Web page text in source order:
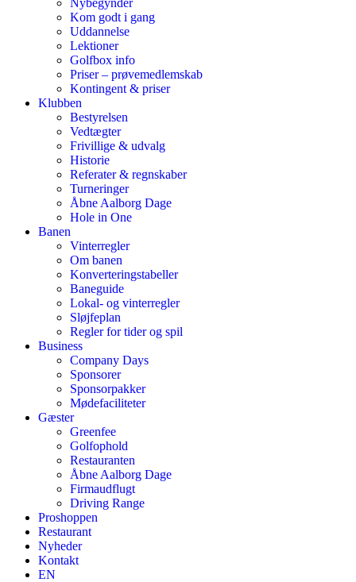
Nybegynder
Kom godt i gang
Uddannelse
Lektioner
Golfbox info
Priser – prøvemedlemskab
Kontingent & priser
Klubben
Bestyrelsen
Vedtægter
Frivillige & udvalg
Historie
Referater & regnskaber
Turneringer
Åbne Aalborg Dage
Hole in One
Banen
Vinterregler
Om banen
Konverteringstabeller
Baneguide
Lokal- og vinterregler
Sløjfeplan
Regler for tider og spil
Business
Company Days
Sponsorer
Sponsorpakker
Mødefaciliteter
Gæster
Greenfee
Golfophold
Restauranten
Åbne Aalborg Dage
Firmaudflugt
Driving Range
Proshoppen
Restaurant
Nyheder
Kontakt
EN